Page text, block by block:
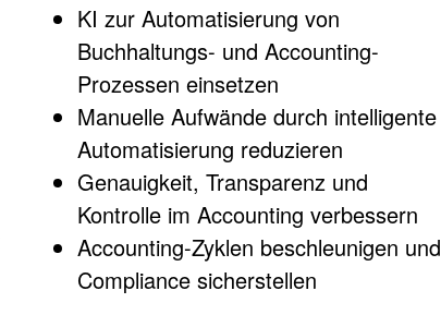
KI zur Automatisierung von
Buchhaltungs- und Accounting-
Prozessen einsetzen
Manuelle Aufwände durch intelligente
Automatisierung reduzieren
Genauigkeit, Transparenz und
Kontrolle im Accounting verbessern
Accounting-Zyklen beschleunigen und
Compliance sicherstellen